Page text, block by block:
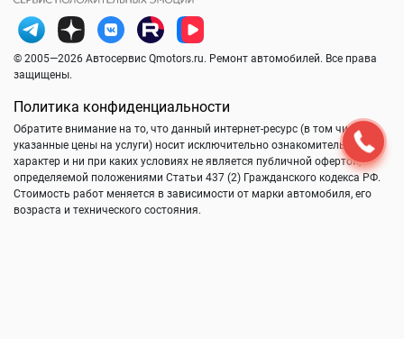
© 2005—2026 Автосервис Qmotors.ru. Ремонт автомобилей. Все права
защищены.
Политика конфиденциальности
Обратите внимание на то, что данный интернет-ресурс (в том числе
указанные цены на услуги) носит исключительно ознакомительный
характер и ни при каких условиях не является публичной офертой,
определяемой положениями Статьи 437 (2) Гражданского кодекса РФ.
Стоимость работ меняется в зависимости от марки автомобиля, его
возраста и технического состояния.